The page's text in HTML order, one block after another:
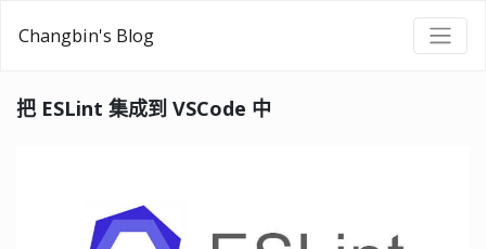
Changbin's Blog
把 ESLint 集成到 VSCode 中